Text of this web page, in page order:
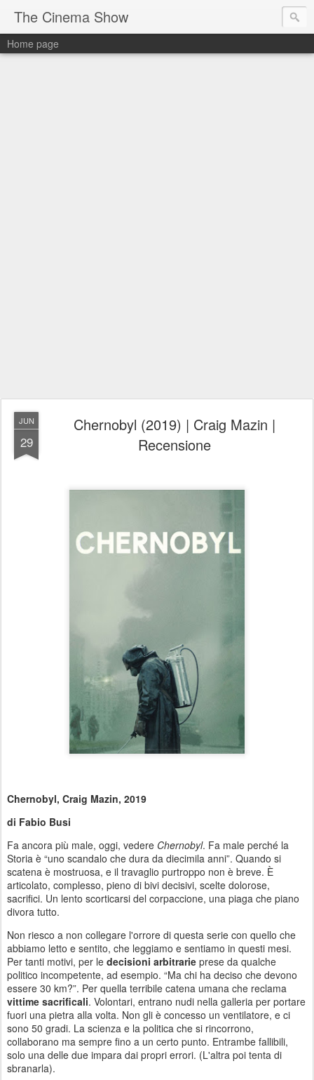
The Cinema Show
Home page
JUN
29
Chernobyl (2019) | Craig Mazin |
Recensione
Chernobyl, Craig Mazin, 2019
di Fabio Busi
Fa ancora più male, oggi, vedere Chernobyl. Fa male perché la
Storia è “uno scandalo che dura da diecimila anni”. Quando si
scatena è mostruosa, e il travaglio purtroppo non è breve. È
articolato, complesso, pieno di bivi decisivi, scelte dolorose,
sacrifici. Un lento scorticarsi del corpaccione, una piaga che piano
divora tutto.
Non riesco a non collegare l'orrore di questa serie con quello che
abbiamo letto e sentito, che leggiamo e sentiamo in questi mesi.
Per tanti motivi, per le decisioni arbitrarie prese da qualche
politico incompetente, ad esempio. “Ma chi ha deciso che devono
essere 30 km?”. Per quella terribile catena umana che reclama
vittime sacrificali. Volontari, entrano nudi nella galleria per portare
fuori una pietra alla volta. Non gli è concesso un ventilatore, e ci
sono 50 gradi. La scienza e la politica che si rincorrono,
collaborano ma sempre fino a un certo punto. Entrambe fallibili,
solo una delle due impara dai propri errori. (L'altra poi tenta di
sbranarla).